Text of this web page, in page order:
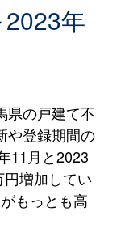
年
県の戸建て不
や登録期間の
11月と2023
増加してい
もっとも高